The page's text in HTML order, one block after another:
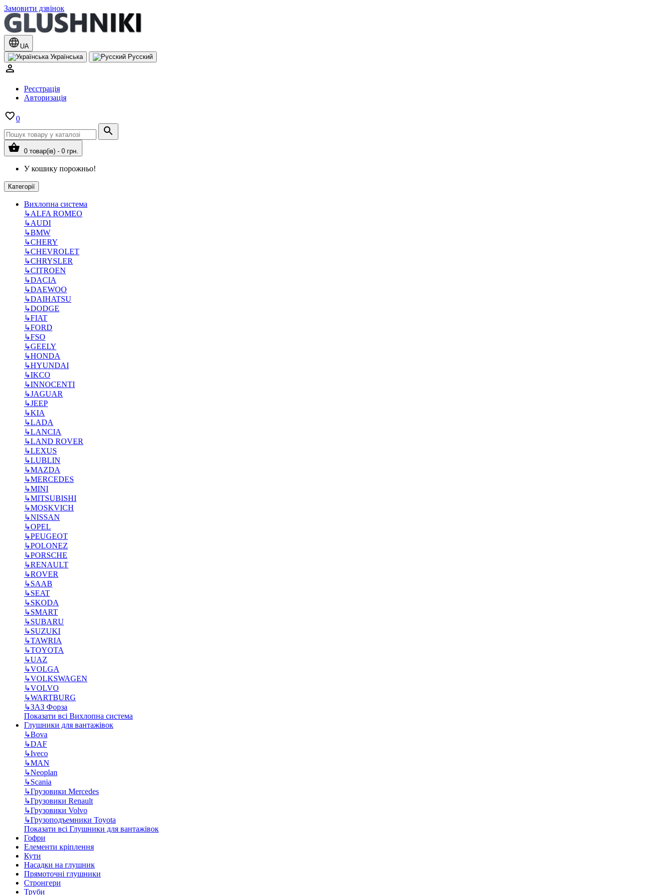
Замовити дзвінок
UA
Українська
Русский
Реєстрація
Авторизація
0
0 товар(ів) - 0 грн.
У кошику порожньо!
Категорії
Вихлопна система
↳ALFA ROMEO
↳AUDI
↳BMW
↳CHERY
↳CHEVROLET
↳CHRYSLER
↳CITROEN
↳DACIA
↳DAEWOO
↳DAIHATSU
↳DODGE
↳FIAT
↳FORD
↳FSO
↳GEELY
↳HONDA
↳HYUNDAI
↳IKCO
↳INNOCENTI
↳JAGUAR
↳JEEP
↳KIA
↳LADA
↳LANCIA
↳LAND ROVER
↳LEXUS
↳LUBLIN
↳MAZDA
↳MERCEDES
↳MINI
↳MITSUBISHI
↳MOSKVICH
↳NISSAN
↳OPEL
↳PEUGEOT
↳POLONEZ
↳PORSCHE
↳RENAULT
↳ROVER
↳SAAB
↳SEAT
↳SKODA
↳SMART
↳SUBARU
↳SUZUKI
↳TAWRIA
↳TOYOTA
↳UAZ
↳VOLGA
↳VOLKSWAGEN
↳VOLVO
↳WARTBURG
↳ЗАЗ Форза
Показати всі Вихлопна система
Глушники для вантажівок
↳Bova
↳DAF
↳Iveco
↳MAN
↳Neoplan
↳Scania
↳Грузовики Mercedes
↳Грузовики Renault
↳Грузовики Volvo
↳Грузоподъемники Toyota
Показати всі Глушники для вантажівок
Гофри
Елементи кріплення
Кути
Насадки на глушник
Прямоточні глушники
Стронгери
Труби